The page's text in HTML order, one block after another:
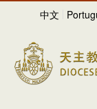
中文